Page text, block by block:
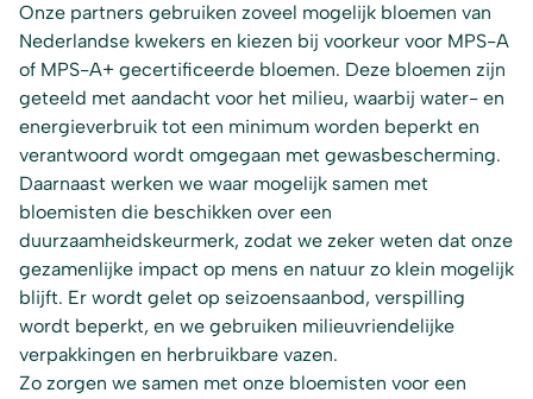
Onze partners gebruiken zoveel mogelijk bloemen van
Nederlandse kwekers en kiezen bij voorkeur voor MPS-A
of MPS-A+ gecertificeerde bloemen. Deze bloemen zijn
geteeld met aandacht voor het milieu, waarbij water- en
energieverbruik tot een minimum worden beperkt en
verantwoord wordt omgegaan met gewasbescherming.
Daarnaast werken we waar mogelijk samen met
bloemisten die beschikken over een
duurzaamheidskeurmerk, zodat we zeker weten dat onze
gezamenlijke impact op mens en natuur zo klein mogelijk
blijft. Er wordt gelet op seizoensaanbod, verspilling
wordt beperkt, en we gebruiken milieuvriendelijke
verpakkingen en herbruikbare vazen.
Zo zorgen we samen met onze bloemisten voor een